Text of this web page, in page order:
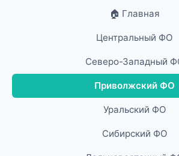
🏠 Главная
Центральный ФО
Северо-Западный
Приволжский ФО
Уральский ФО
Сибирский ФО